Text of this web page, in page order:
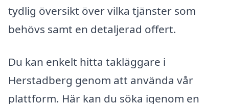
tydlig översikt över vilka tjänster som
behövs samt en detaljerad offert.
Du kan enkelt hitta takläggare i
Herstadberg genom att använda vår
plattform. Här kan du söka igenom en